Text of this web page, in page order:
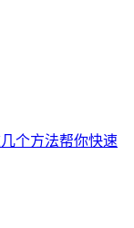
个方法帮你快速